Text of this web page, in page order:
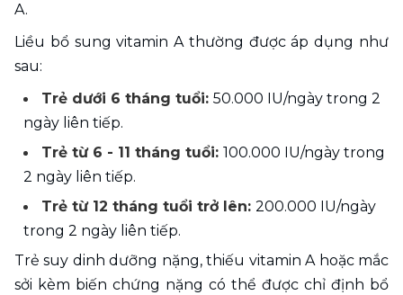
A.
Liều bổ sung vitamin A thường được áp dụng như
sau:
Trẻ dưới 6 tháng tuổi: 50.000 IU/ngày trong 2
ngày liên tiếp.
Trẻ từ 6 - 11 tháng tuổi: 100.000 IU/ngày trong
2 ngày liên tiếp.
Trẻ từ 12 tháng tuổi trở lên: 200.000 IU/ngày
trong 2 ngày liên tiếp.
Trẻ suy dinh dưỡng nặng, thiếu vitamin A hoặc mắc
sởi kèm biến chứng nặng có thể được chỉ định bổ